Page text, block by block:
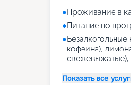
●Проживание в
●Питание по
●
кофеина),
свежевыжатые),
Показать все